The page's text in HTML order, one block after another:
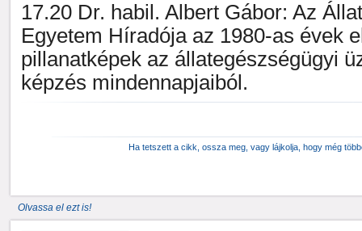
17.20 Dr. habil. Albert Gábor: Az
Egyetem Híradója az 1980-as évek
pillanatképek az állategészségügyi
képzés mindennapjaiból.
Ha tetszett a cikk, ossza meg, vagy lájkolja, hogy még
Olvassa el ezt is!